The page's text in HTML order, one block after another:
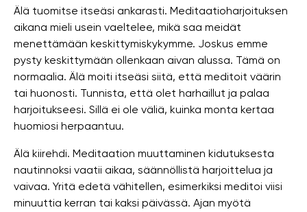
Älä tuomitse itseäsi ankarasti. Meditaatioharjoituksen
aikana mieli usein vaeltelee, mikä saa meidät
menettämään keskittymiskykymme. Joskus emme
pysty keskittymään ollenkaan aivan alussa. Tämä on
normaalia. Älä moiti itseäsi siitä, että meditoit väärin
tai huonosti. Tunnista, että olet harhaillut ja palaa
harjoitukseesi. Sillä ei ole väliä, kuinka monta kertaa
huomiosi herpaantuu.
Älä kiirehdi. Meditaation muuttaminen kidutuksesta
nautinnoksi vaatii aikaa, säännöllistä harjoittelua ja
vaivaa. Yritä edetä vähitellen, esimerkiksi meditoi viisi
minuuttia kerran tai kaksi päivässä. Ajan myötä